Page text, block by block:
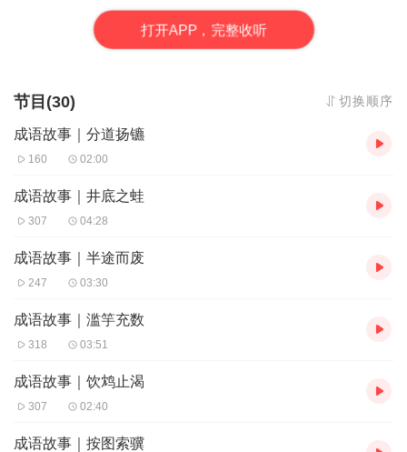
打开APP，完整收听
节目(30) 切换顺序
成语故事｜分道扬镳
160 02:00
成语故事｜井底之蛙
307 04:28
成语故事｜半途而废
247 03:30
成语故事｜滥竽充数
318 03:51
成语故事｜饮鸩止渴
307 02:40
成语故事｜按图索骥